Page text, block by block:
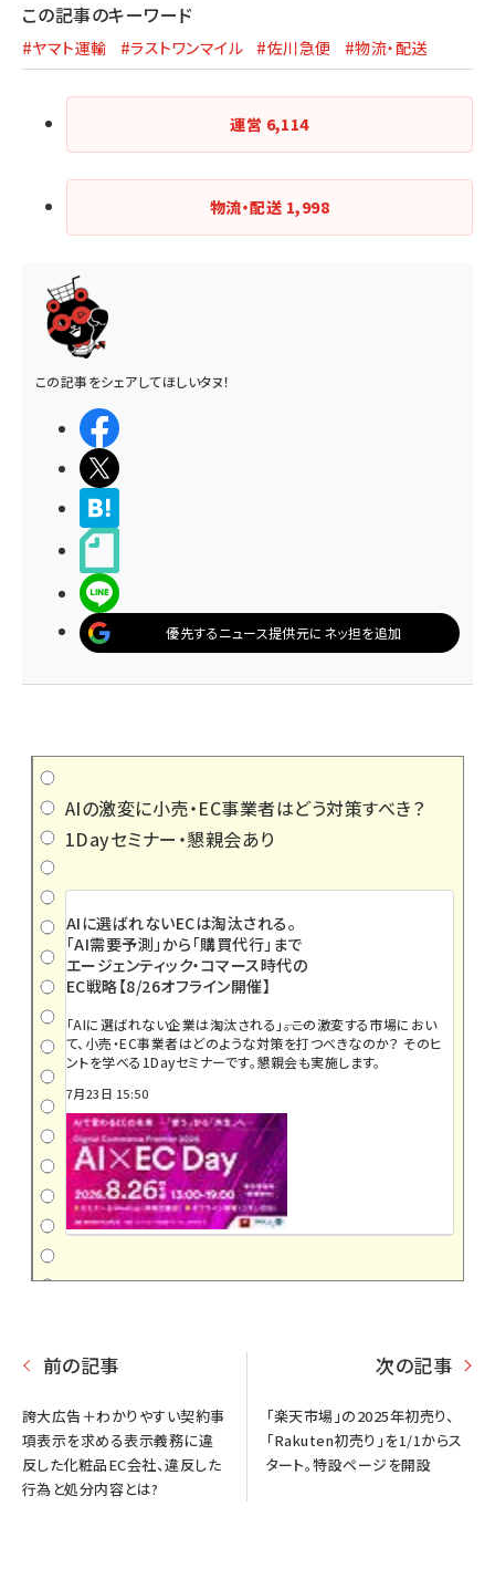
この記事のキーワード
#ヤマト運輸 #ラストワンマイル #佐川急便 #物流・配送
運営 6,114
物流・配送 1,998
この記事をシェアしてほしいタヌ！
優先するニュース提供元にネッ担を追加
AIの激変に小売・EC事業者はどう対策すべき？
1Dayセミナー・懇親会あり
AIに選ばれないECは淘汰される。
「AI需要予測」から「購買代行」まで
エージェンティック・コマース時代の
EC戦略【8/26オフライン開催】
「AIに選ばれない企業は淘汰される」――。この激変する市場におい
て、小売・EC事業者はどのような対策を打つべきなのか？ そのヒ
ントを学べる1Dayセミナーです。懇親会も実施します。
7月23日 15:50
前の記事
誇大広告＋わかりやすい契約事
項表示を求める表示義務に違
反した化粧品EC会社、違反した
行為と処分内容とは?
次の記事
「楽天市場」の2025年初売り、
「Rakuten初売り」を1/1からス
タート。特設ページを開設